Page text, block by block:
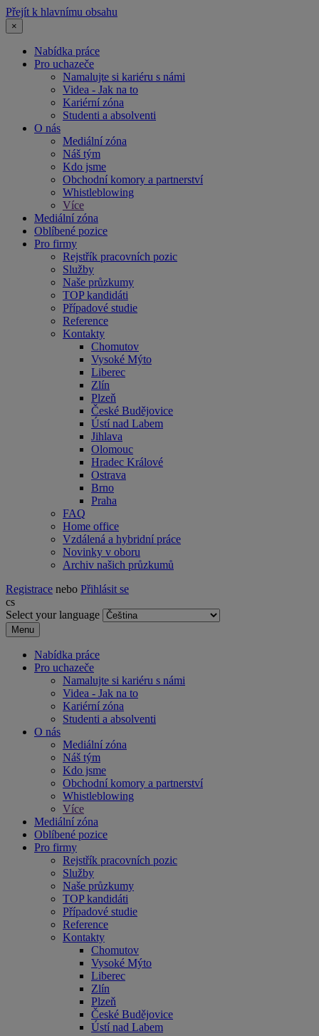
Přejít k hlavnímu obsahu
×
Nabídka práce
Pro uchazeče
Namalujte si kariéru s námi
Videa - Jak na to
Kariérní zóna
Studenti a absolventi
O nás
Mediální zóna
Náš tým
Kdo jsme
Obchodní komory a partnerství
Whistleblowing
Více
Mediální zóna
Oblíbené pozice
Pro firmy
Rejstřík pracovních pozic
Služby
Naše průzkumy
TOP kandidáti
Případové studie
Reference
Kontakty
Chomutov
Vysoké Mýto
Liberec
Zlín
Plzeň
České Budějovice
Ústí nad Labem
Jihlava
Olomouc
Hradec Králové
Ostrava
Brno
Praha
FAQ
Home office
Vzdálená a hybridní práce
Novinky v oboru
Archiv našich průzkumů
Registrace nebo Přihlásit se
cs
Select your language
Menu
Nabídka práce
Pro uchazeče
Namalujte si kariéru s námi
Videa - Jak na to
Kariérní zóna
Studenti a absolventi
O nás
Mediální zóna
Náš tým
Kdo jsme
Obchodní komory a partnerství
Whistleblowing
Více
Mediální zóna
Oblíbené pozice
Pro firmy
Rejstřík pracovních pozic
Služby
Naše průzkumy
TOP kandidáti
Případové studie
Reference
Kontakty
Chomutov
Vysoké Mýto
Liberec
Zlín
Plzeň
České Budějovice
Ústí nad Labem